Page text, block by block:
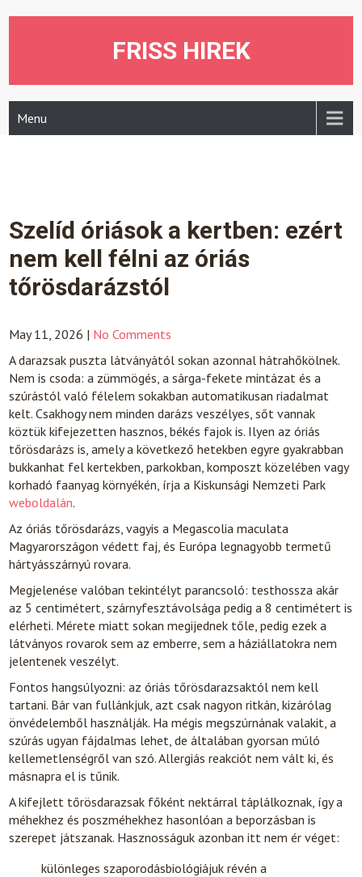
FRISS HIREK
Menu
Szelíd óriások a kertben: ezért
nem kell félni az óriás
tőrösdarázstól
May 11, 2026 | No Comments
A darazsak puszta látványától sokan azonnal hátrahőkölnek.
Nem is csoda: a zümmögés, a sárga-fekete mintázat és a
szúrástól való félelem sokakban automatikusan riadalmat
kelt. Csakhogy nem minden darázs veszélyes, sőt vannak
köztük kifejezetten hasznos, békés fajok is. Ilyen az óriás
tőrösdarázs is, amely a következő hetekben egyre gyakrabban
bukkanhat fel kertekben, parkokban, komposzt közelében vagy
korhadó faanyag környékén, írja a Kiskunsági Nemzeti Park
weboldalán.
Az óriás tőrösdarázs, vagyis a Megascolia maculata
Magyarországon védett faj, és Európa legnagyobb termetű
hártyásszárnyú rovara.
Megjelenése valóban tekintélyt parancsoló: testhossza akár
az 5 centimétert, szárnyfesztávolsága pedig a 8 centimétert is
elérheti. Mérete miatt sokan megijednek tőle, pedig ezek a
látványos rovarok sem az emberre, sem a háziállatokra nem
jelentenek veszélyt.
Fontos hangsúlyozni: az óriás tőrösdarazsaktól nem kell
tartani. Bár van fullánkjuk, azt csak nagyon ritkán, kizárólag
önvédelemből használják. Ha mégis megszúrnának valakit, a
szúrás ugyan fájdalmas lehet, de általában gyorsan múló
kellemetlenségről van szó. Allergiás reakciót nem vált ki, és
másnapra el is tűnik.
A kifejlett tőrösdarazsak főként nektárral táplálkoznak, így a
méhekhez és poszméhekhez hasonlóan a beporzásban is
szerepet játszanak. Hasznosságuk azonban itt nem ér véget:
különleges szaporodásbiológiájuk révén a